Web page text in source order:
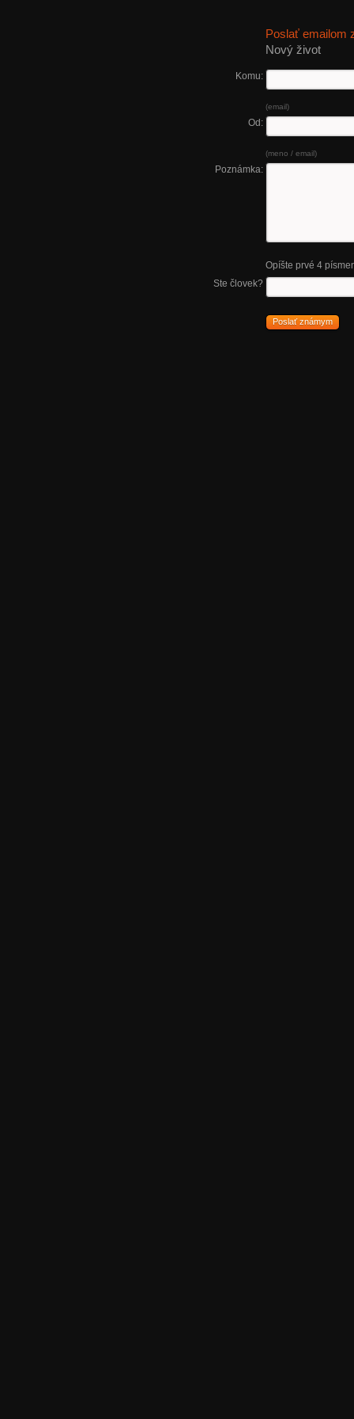
Poslať emailom
Nový život
Komu:
(email)
Od:
(meno / email)
Poznámka:
Opíšte prvé 4
Ste človek?
Poslať známym